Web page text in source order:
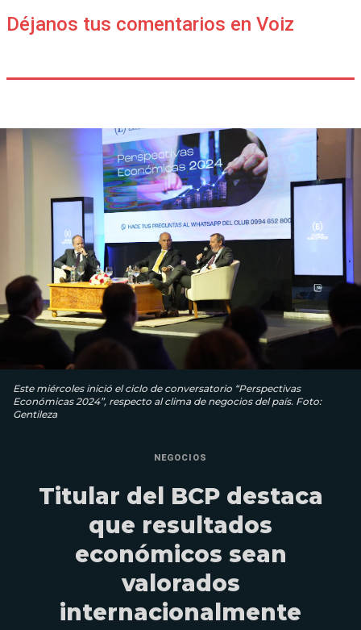
Déjanos tus comentarios en Voiz
Este miércoles inició el ciclo de conversatorio “Perspectivas
Económicas 2024”, respecto al clima de negocios del país. Foto:
Gentileza
NEGOCIOS
Titular del BCP destaca
que resultados
económicos sean
valorados
internacionalmente